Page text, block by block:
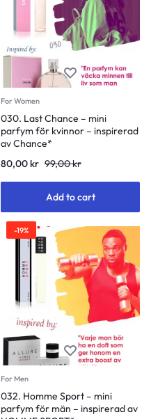
For Women
030. Last Chance – mini
parfym för kvinnor – inspirerad
av Chance*
80,00kr 99,00kr
Add to cart
-19%
For Men
032. Homme Sport – mini
parfym för män – inspirerad av